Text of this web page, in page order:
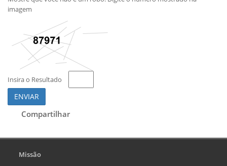
imagem
Insira o Resultado
ENVIAR
Compartilhar
Missão